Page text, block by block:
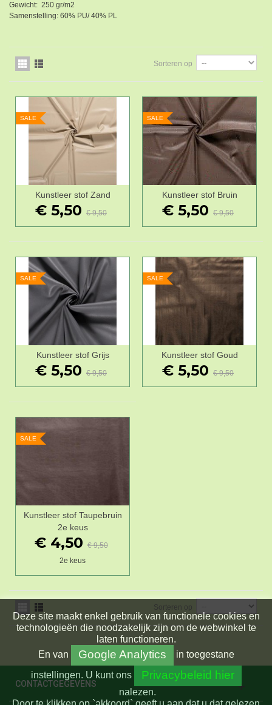
Gewicht: 250 gr/m2
Samenstelling: 60% PU/ 40% PL
Sorteren op
SALE
Kunstleer stof Zand
€ 5,50 € 9,50
SALE
Kunstleer stof Bruin
€ 5,50 € 9,50
SALE
Kunstleer stof Grijs
€ 5,50 € 9,50
SALE
Kunstleer stof Goud
€ 5,50 € 9,50
SALE
Kunstleer stof Taupebruin
2e keus
€ 4,50 € 9,50
2e keus
Sorteren op
CONTACTGEGEVENS
Deze site maakt enkel gebruik van functionele cookies en
technologieën die noodzakelijk zijn om de webwinkel te
laten functioneren.
En van Google Analytics
in toegestane
instellingen. U kunt ons Privacybeleid hier
nalezen.